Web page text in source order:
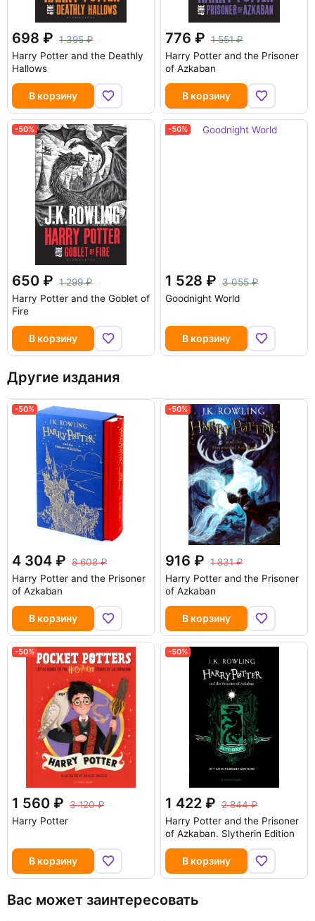
698
1 395
Harry Potter and the Deathly
Hallows
В корзину
776
1 551
Harry Potter and the Prisoner
of Azkaban
В корзину
-50%
650
1 299
Harry Potter and the Goblet of
Fire
В корзину
-50%
1 528
3 055
Goodnight World
В корзину
Другие издания
-50%
4 304
8 608
Harry Potter and the Prisoner
of Azkaban
В корзину
-50%
916
1 831
Harry Potter and the Prisoner
of Azkaban
В корзину
-50%
1 560
3 120
Harry Potter
В корзину
-50%
1 422
2 844
Harry Potter and the Prisoner
of Azkaban. Slytherin Edition
В корзину
Вас может заинтересовать